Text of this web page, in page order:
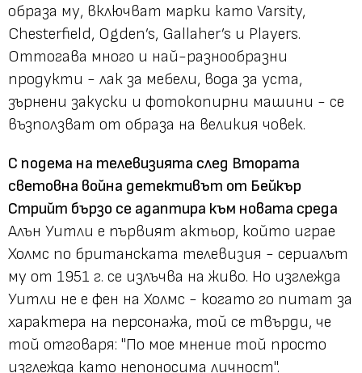
образа му, включват марки като Varsity,
Chesterfield, Ogden’s, Gallaher’s и Players.
Оттогава много и най-разнообразни
продукти - лак за мебели, вода за уста,
зърнени закуски и фотокопирни машини - се
възползват от образа на великия човек.
С подема на телевизията след Втората
световна война детективът от Бейкър
Стрийт бързо се адаптира към новата среда
Алън Уитли е първият актьор, който играе
Холмс по британската телевизия - сериалът
му от 1951 г. се излъчва на живо. Но изглежда
Уитли не е фен на Холмс - когато го питат за
характера на персонажа, той се твърди, че
той отговаря: "По мое мнение той просто
изглежда като непоносима личност".